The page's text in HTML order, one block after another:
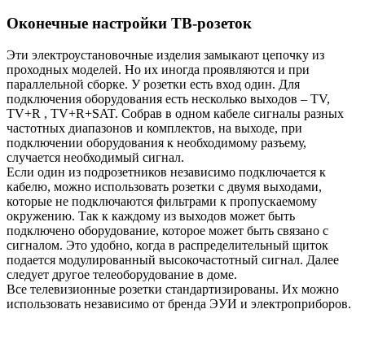
Оконечные настройки ТВ-розеток
Эти электроустановочные изделия замыкают цепочку из
проходных моделей. Но их иногда проявляются и при
параллельной сборке. У розетки есть вход один. Для
подключения оборудования есть несколько выходов – TV,
TV+R , TV+R+SAT. Собрав в одном кабеле сигналы разных
частотных диапазонов и комплектов, на выходе, при
подключении оборудования к необходимому разъему,
случается необходимый сигнал.
Если один из подрозетников независимо подключается к
кабелю, можно использовать розетки с двумя выходами,
которые не подключаются фильтрами к пропускаемому
окружению. Так к каждому из выходов может быть
подключено оборудование, которое может быть связано с
сигналом. Это удобно, когда в распределительный щиток
подается модулированный высокочастотный сигнал. Далее
следует другое телеоборудование в доме.
Все телевизионные розетки стандартизированы. Их можно
использовать независимо от бренда ЭУИ и электроприборов.